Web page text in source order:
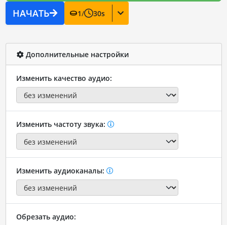
НАЧАТЬ 1/ 30s
Дополнительные настройки
Изменить качество аудио:
Изменить частоту звука:
Изменить аудиоканалы:
Обрезать аудио: